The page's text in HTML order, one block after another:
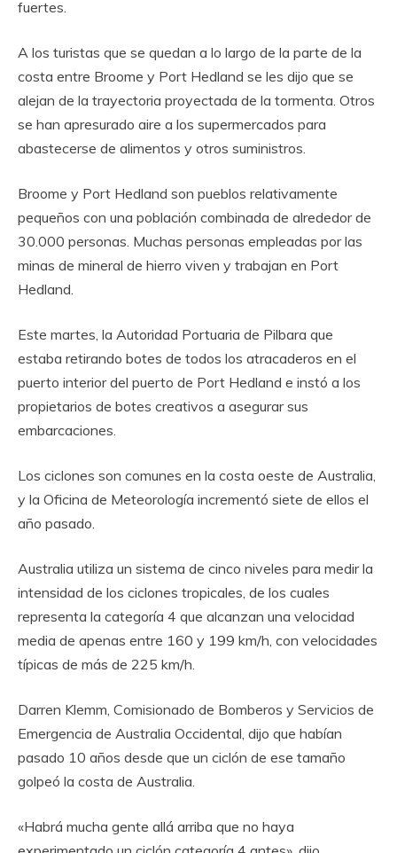
fuertes.
A los turistas que se quedan a lo largo de la parte de la
costa entre Broome y Port Hedland se les dijo que se
alejan de la trayectoria proyectada de la tormenta. Otros
se han apresurado aire a los supermercados para
abastecerse de alimentos y otros suministros.
Broome y Port Hedland son pueblos relativamente
pequeños con una población combinada de alrededor de
30.000 personas. Muchas personas empleadas por las
minas de mineral de hierro viven y trabajan en Port
Hedland.
Este martes, la Autoridad Portuaria de Pilbara que
estaba retirando botes de todos los atracaderos en el
puerto interior del puerto de Port Hedland e instó a los
propietarios de botes creativos a asegurar sus
embarcaciones.
Los ciclones son comunes en la costa oeste de Australia,
y la Oficina de Meteorología incrementó siete de ellos el
año pasado.
Australia utiliza un sistema de cinco niveles para medir la
intensidad de los ciclones tropicales, de los cuales
representa la categoría 4 que alcanzan una velocidad
media de apenas entre 160 y 199 km/h, con velocidades
típicas de más de 225 km/h.
Darren Klemm, Comisionado de Bomberos y Servicios de
Emergencia de Australia Occidental, dijo que habían
pasado 10 años desde que un ciclón de ese tamaño
golpeó la costa de Australia.
«Habrá mucha gente allá arriba que no haya